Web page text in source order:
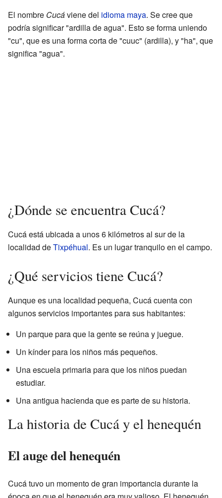
El nombre Cucáviene del idioma maya. Se cree que
podría significar "ardilla de agua". Esto se forma uniendo
"cu", que es una forma corta de "cuuc" (ardilla), y "ha", que
significa "agua".
¿Dónde se encuentra Cucá?
Cucá está ubicada a unos 6 kilómetros al sur de la
localidad deTixpéhual. Es un lugar tranquilo en el campo.
¿Qué servicios tiene Cucá?
Aunque es una localidad pequeña, Cucá cuenta con
algunos servicios importantes para sus habitantes:
Un parque para que la gente se reúna y juegue.
Un kínder para los niños más pequeños.
Una escuela primaria para que los niños puedan
estudiar.
Una antigua hacienda que es parte de su historia.
La historia de Cucá y el henequén
El auge del henequén
Cucá tuvo un momento de gran importancia durante la